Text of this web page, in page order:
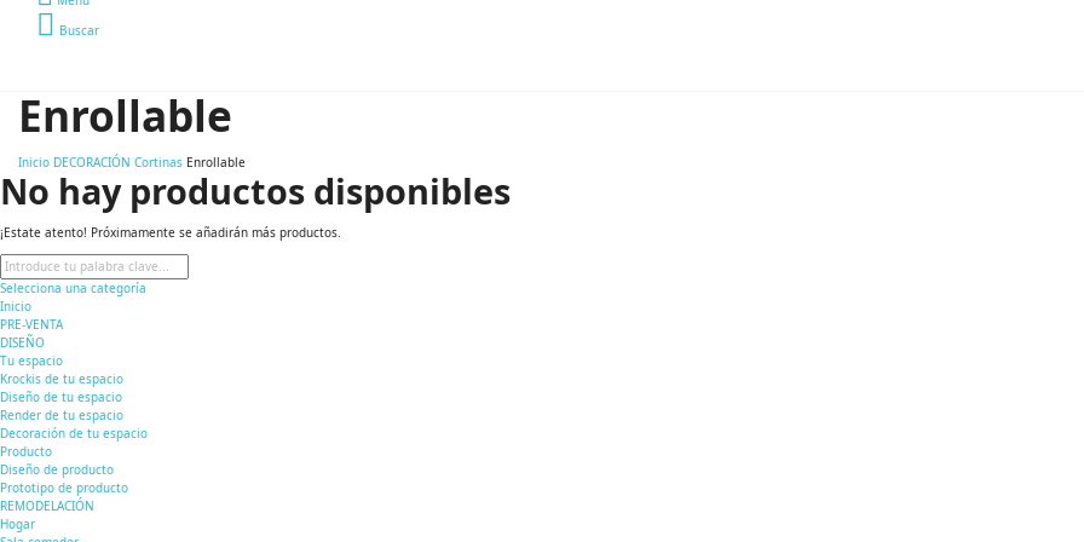
Buscar
Enrollable
Inicio DECORACIÓN Cortinas Enrollable
No hay productos disponibles
¡Estate atento! Próximamente se añadirán más productos.
Selecciona una categoría
Inicio
PRE-VENTA
DISEÑO
Tu espacio
Krockis de tu espacio
Diseño de tu espacio
Render de tu espacio
Decoración de tu espacio
Producto
Diseño de producto
Prototipo de producto
REMODELACIÓN
Hogar